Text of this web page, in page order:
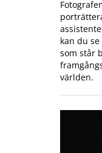
kan du
som står
världen.